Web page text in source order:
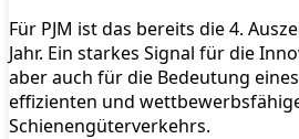
Für PJM ist das bereits die 4.
Jahr. Ein starkes Signal für die
aber auch für die Bedeutung
effizienten und
Schienengüterverkehrs.